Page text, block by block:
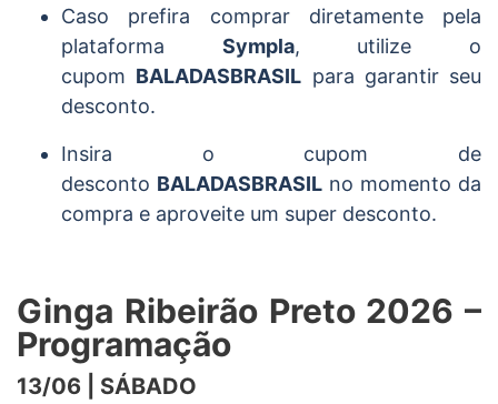
Caso prefira comprar diretamente pela
plataforma Sympla, utilize o
cupom BALADASBRASIL para garantir seu
desconto.
Insira o cupom de
desconto BALADASBRASIL no momento da
compra e aproveite um super desconto.
Ginga Ribeirão Preto 2026 –
Programação
13/06 | SÁBADO